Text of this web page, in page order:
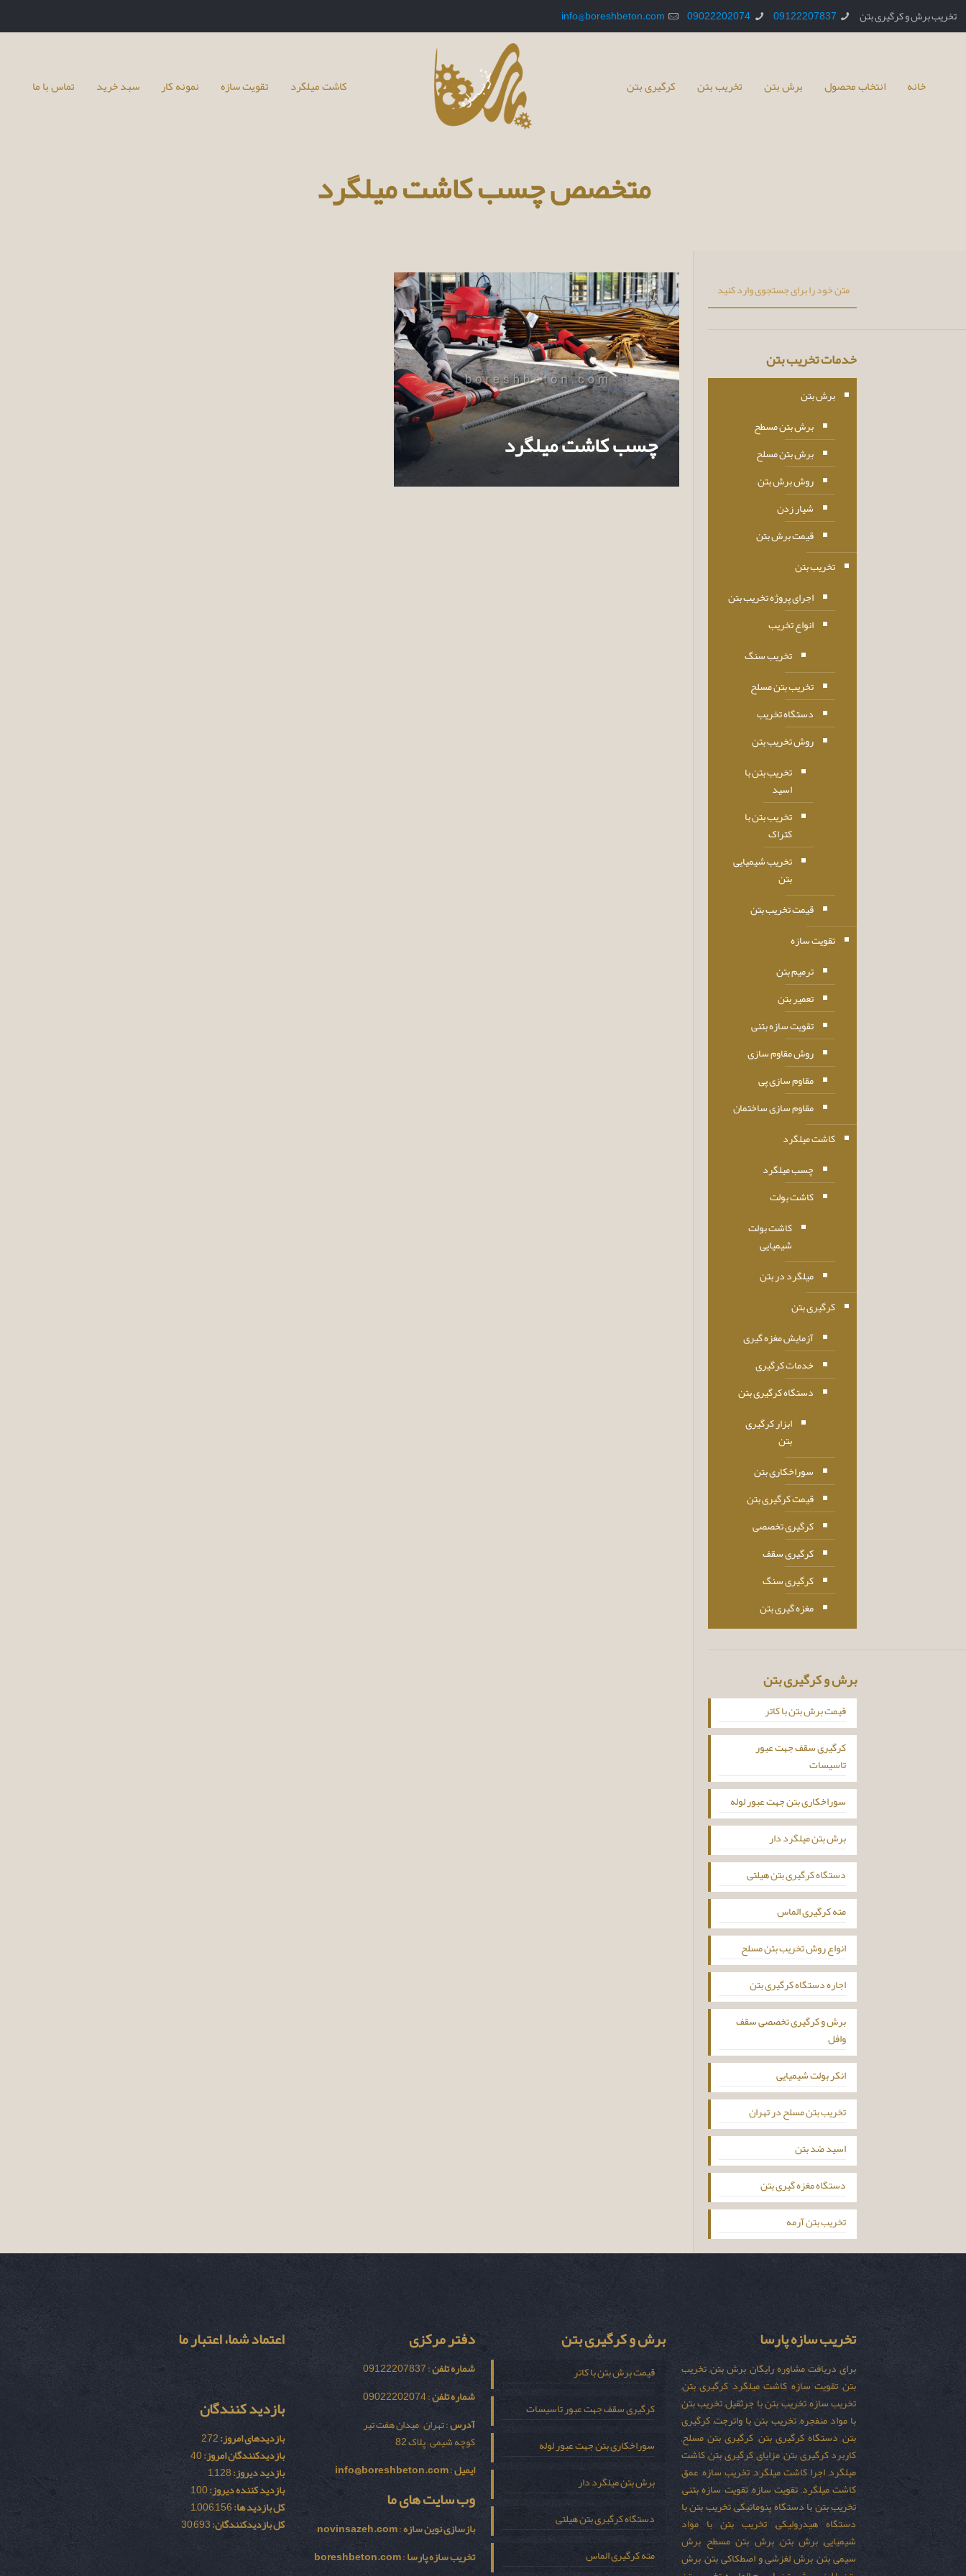
تخریب برش و کرگیری بتن 09122207837
09022202074
info@boreshbeton.com
کاشت میلگرد تقویت سازه نمونه کار سبد خرید تماس با ما خانه انتخاب محصول برش بتن تخریب بتن کرگیری بتن
متخصص چسب کاشت میلگرد
چسب کاشت میلگرد
خدمات تخریب بتن
برش بتن
برش بتن مسطح
برش بتن مسلح
روش برش بتن
شیار زدن
قیمت برش بتن
تخریب بتن
اجرای پروژه تخریب بتن
انواع تخریب
تخریب سنگ
تخریب بتن مسلح
دستگاه تخریب
روش تخریب بتن
تخریب بتن با
اسید
تخریب بتن با
کتراک
تخریب شیمیایی
بتن
قیمت تخریب بتن
تقویت سازه
ترمیم بتن
تعمیر بتن
تقویت سازه بتنی
روش مقاوم سازی
مقاوم سازی پی
مقاوم سازی ساختمان
کاشت میلگرد
چسب میلگرد
کاشت بولت
کاشت بولت
شیمیایی
میلگرد در بتن
کرگیری بتن
آزمایش مغزه گیری
خدمات کرگیری
دستگاه کرگیری بتن
ابزار کرگیری
بتن
سوراخکاری بتن
قیمت کرگیری بتن
کرگیری تخصصی
کرگیری سقف
کرگیری سنگ
مغزه گیری بتن
برش و کرگیری بتن
قیمت برش بتن با کاتر
کرگیری سقف جهت عبور
تاسیسات
سوراخکاری بتن جهت عبور لوله
برش بتن میلگرد دار
دستگاه کرگیری بتن هیلتی
مته کرگیری الماس
انواع روش تخریب بتن مسلح
اجاره دستگاه کرگیری بتن
برش و کرگیری تخصصی سقف
وافل
انکر بولت شیمیایی
تخریب بتن مسلح در تهران
اسید ضد بتن
دستگاه مغزه گیری بتن
تخریب بتن آرمه
تخریب سازه پارسا
برای دریافت مشاوره رایگان برش بتن, تخریب
بتن, تقویت سازه, کاشت میلگرد, کرگیری بتن,
تخریب سازه, تخریب بتن با جرثقیل, تخریب بتن
با مواد منفجره, تخریب بتن با واترجت, کرگیری
بتن, دستگاه کرگیری بتن, کرگیری بتن مسلح,
کاربرد کرگیری بتن, مزایای کرگیری بتن, کاشت
میلگرد, اجرا کاشت میلگرد, تخریب سازه, عمق
کاشت میلگرد, تقویت سازه, تقویت سازه بتنی,
تخریب بتن با دستگاه پنوماتیکی, تخریب بتن با
دستگاه هیدرولیکی, تخریب بتن با مواد
شیمیایی, برش بتن, برش بتن مسطح, برش
سیمی بتن, برش لغزشی و اصطکاکی بتن, برش
برش و کرگیری بتن
قیمت برش بتن با کاتر
کرگیری سقف جهت عبور تاسیسات
سوراخکاری بتن جهت عبور لوله
برش بتن میلگرد دار
دستگاه کرگیری بتن هیلتی
مته کرگیری الماس
دفتر مرکزی
شماره تلفن: 09122207837
شماره تلفن: 09022202074
آدرس: تهران – میدان هفت تیر
کوچه شیمی – پلاک 82
ایمیل:
info@boreshbeton.com
وب سایت های ما
بازسازی نوين سازه:
novinsazeh.com
تخریب سازه پارسا:
boreshbeton.com
اعتماد شما، اعتبار ما
بازدید کنندگان
بازدیدهای امروز:272
بازدیدکنندگان امروز:40
بازدید دیروز:1,128
بازدید کننده دیروز:100
کل بازدید ها:1,006,156
کل بازدیدکنند‌گان:30,693